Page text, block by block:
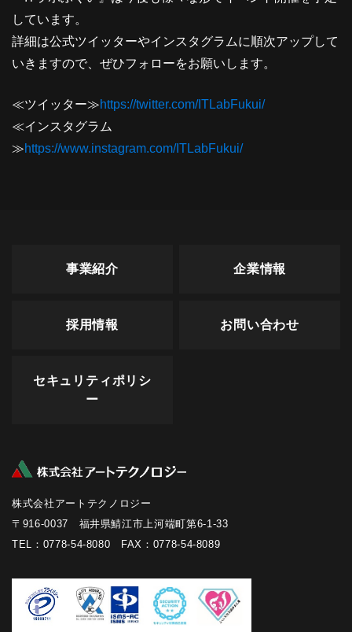
しています。
詳細は公式ツイッターやインスタグラムに順次アップして
いきますので、ぜひフォローをお願いします。
≪ツイッター≫https://twitter.com/ITLabFukui/
≪インスタグラム
≫https://www.instagram.com/ITLabFukui/
事業紹介 企業情報
採用情報 お問い合わせ
セキュリティポリシ
ー
株式会社アートテクノロジー
〒916-0037 福井県鯖江市上河端町第6-1-33
TEL：0778-54-8080 FAX：0778-54-8089